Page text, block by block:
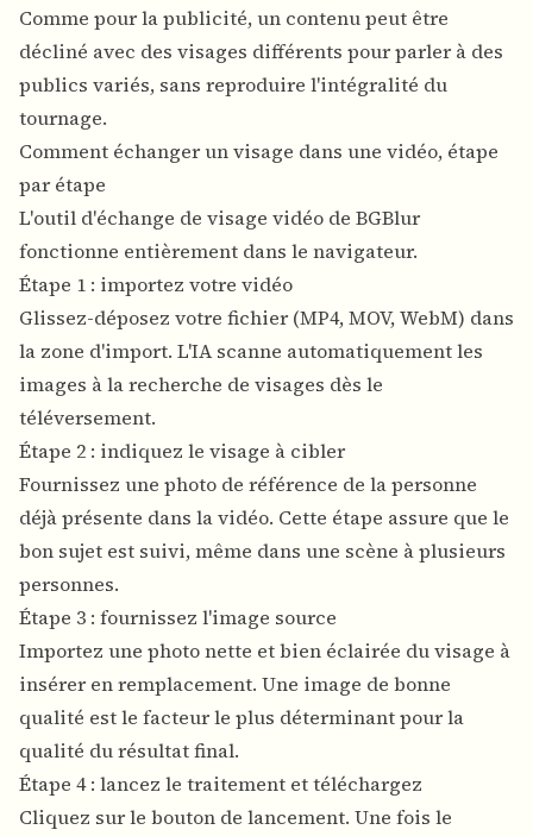
Comme pour la publicité, un contenu peut être
décliné avec des visages différents pour parler à des
publics variés, sans reproduire l'intégralité du
tournage.
Comment échanger un visage dans une vidéo, étape
par étape
L'outil d'échange de visage vidéo de BGBlur
fonctionne entièrement dans le navigateur.
Étape 1 : importez votre vidéo
Glissez-déposez votre fichier (MP4, MOV, WebM) dans
la zone d'import. L'IA scanne automatiquement les
images à la recherche de visages dès le
téléversement.
Étape 2 : indiquez le visage à cibler
Fournissez une photo de référence de la personne
déjà présente dans la vidéo. Cette étape assure que le
bon sujet est suivi, même dans une scène à plusieurs
personnes.
Étape 3 : fournissez l'image source
Importez une photo nette et bien éclairée du visage à
insérer en remplacement. Une image de bonne
qualité est le facteur le plus déterminant pour la
qualité du résultat final.
Étape 4 : lancez le traitement et téléchargez
Cliquez sur le bouton de lancement. Une fois le